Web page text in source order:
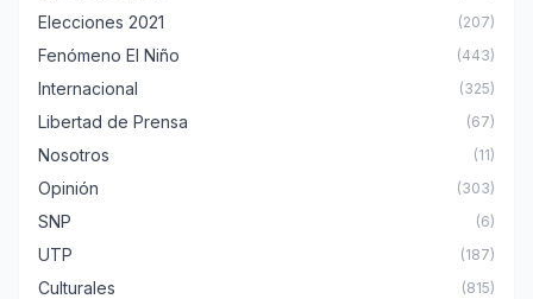
Elecciones 2021 (207)
Fenómeno El Niño (443)
Internacional (325)
Libertad de Prensa (67)
Nosotros (11)
Opinión (303)
SNP (6)
UTP (187)
Culturales (815)